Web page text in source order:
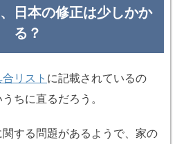
日本の修正は少しかか
る？
リスト に記載されているの
ちに直るだろう。
する問題があるようで、家の